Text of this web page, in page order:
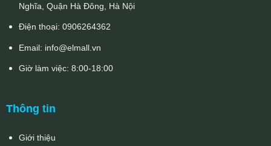
Nghĩa, Quận Hà Đông, Hà Nội
Điện thoại: 0906264362
Email: info@elmall.vn
Giờ làm việc: 8:00-18:00
Thông tin
Giới thiệu